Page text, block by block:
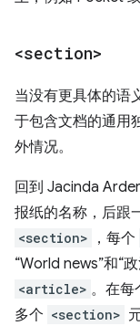
<section>
当没有更具体的语
于包含文档的通用
外情况。
回到 Jacinda
报纸的名称，后跟
<section> ，每个
“World news”和“
<article> 。在每
多个 <section>